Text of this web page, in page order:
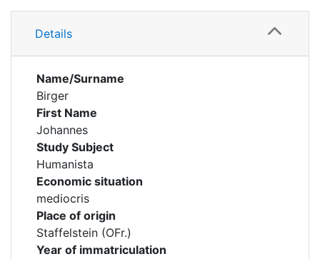
Details
Details
Name/Surname
Birger
First Name
Johannes
Study Subject
Humanista
Economic situation
mediocris
Place of origin
Staffelstein (OFr.)
Year of immatriculation